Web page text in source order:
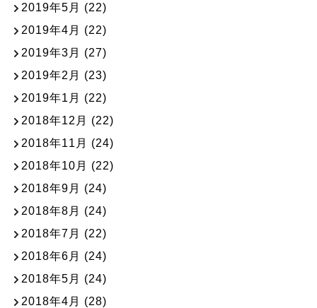
2019年5月 (22)
2019年4月 (22)
2019年3月 (27)
2019年2月 (23)
2019年1月 (22)
2018年12月 (22)
2018年11月 (24)
2018年10月 (22)
2018年9月 (24)
2018年8月 (24)
2018年7月 (22)
2018年6月 (24)
2018年5月 (24)
2018年4月 (28)